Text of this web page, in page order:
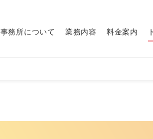
事務所について 業務内容 料金案内